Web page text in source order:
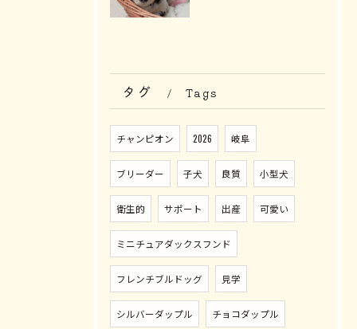
タグ Tags
チャンピオン 2026 岐阜
ブリーダー 子犬 良質 小型犬
衛生的 サポート 出産 可愛い
ミニチュアダックスフンド
フレンチブルドッグ 見学
シルバーダップル チョコダップル